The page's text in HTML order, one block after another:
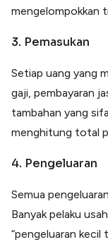
mengelompokkan
3. Pemasukan
Setiap uang yang
gaji, pembayaran
tambahan yang
menghitung total
4. Pengeluaran
Semua
Banyak pelaku
“pengeluaran kecil